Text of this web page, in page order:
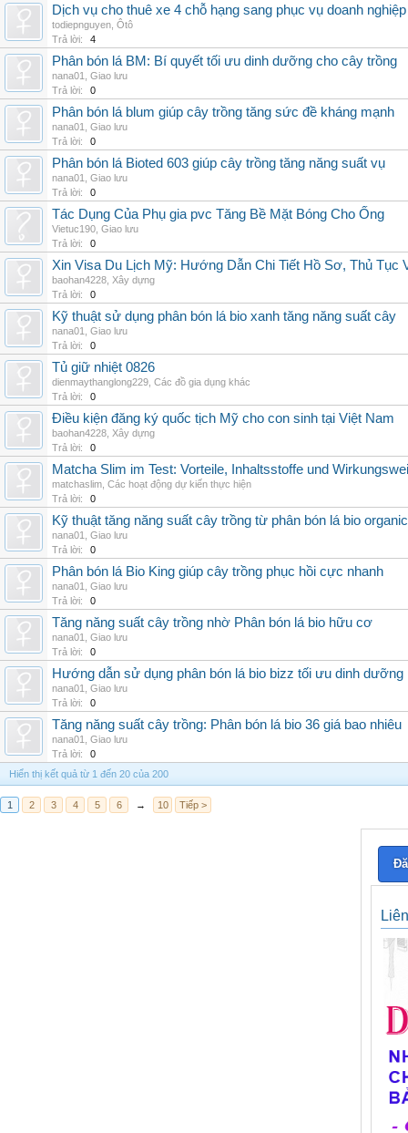
Dịch vụ cho thuê xe 4 chỗ hạng sang phục vụ doanh
todiepnguyen Ôtô
Trả lời:
4
Phân bón lá BM: Bí quyết tối ưu dinh dưỡng cho cây trồng
nana01
Giao lưu
Trả lời:
0
Phân bón lá blum giúp cây trồng tăng sức đề kháng mạnh
nana01
Giao lưu
Trả lời:
0
Phân bón lá Bioted 603 giúp cây trồng tăng năng suất vụ
nana01
Giao lưu
Trả lời:
0
Tác Dụng Của Phụ gia pvc Tăng Bề Mặt Bóng Cho Ống
Vietuc190 Giao lưu
Trả lời:
0
Xin Visa Du Lịch Mỹ: Hướng Dẫn Chi Tiết Hồ Sơ, Thủ Tục
baohan4228 Xây dựng
Trả lời:
0
Kỹ thuật sử dụng phân bón lá bio xanh tăng năng suất cây
nana01
Giao lưu
Trả lời:
0
Tủ giữ nhiệt 0826
dienmaythanglong229 Các đồ gia dụng khác
Trả lời:
0
Điều kiện đăng ký quốc tịch Mỹ cho con sinh tại Việt Nam
baohan4228 Xây dựng
Trả lời:
0
Matcha Slim im Test: Vorteile, Inhaltsstoffe und
matchaslim Các hoạt động dự kiến thực hiện
Trả lời:
0
Kỹ thuật tăng năng suất cây trồng từ phân bón lá bio organic
nana01
Giao lưu
Trả lời:
0
Phân bón lá Bio King giúp cây trồng phục hồi cực nhanh
nana01
Giao lưu
Trả lời:
0
Tăng năng suất cây trồng nhờ Phân bón lá bio hữu cơ
nana01
Giao lưu
Trả lời:
0
Hướng dẫn sử dụng phân bón lá bio bizz tối ưu dinh dưỡng
nana01
Giao lưu
Trả lời:
0
Tăng năng suất cây trồng: Phân bón lá bio 36 giá bao nhiêu
nana01
Giao lưu
Trả lời:
0
Hiển thị kết quả từ 1 đến 20 của 200
1 2 3 4 5 6 → 10 Tiếp >